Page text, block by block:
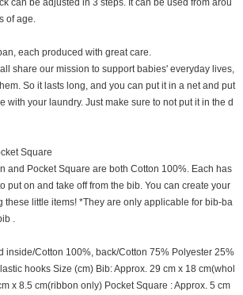
can be adjusted in 3 steps. It can be used from arou
of age.
each produced with great care.
share our mission to support babies' everyday lives,
So it lasts long, and you can put it in a net and put
with your laundry. Just make sure to not put it in the d
Square
and Pocket Square are both Cotton 100%. Each has
put on and take off from the bib. You can create your
these little items! *They are only applicable for bib-ba
.
inside/Cotton 100%, back/Cotton 75% Polyester 25%
hooks Size (cm) Bib: Approx. 29 cm x 18 cm(whol
x 8.5 cm(ribbon only) Pocket Square : Approx. 5 cm